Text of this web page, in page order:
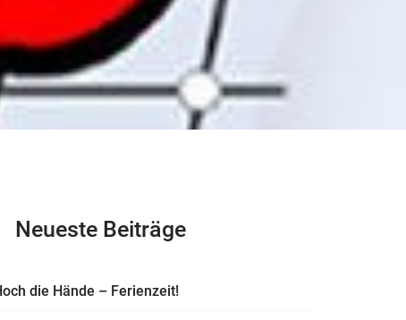
Neueste Beiträge
die Hände – Ferienzeit!